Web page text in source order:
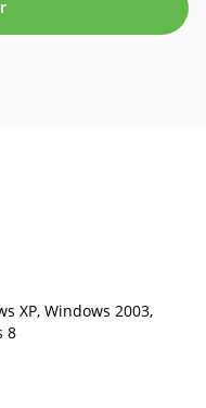
XP, Windows 2003,
8